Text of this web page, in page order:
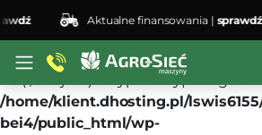
Deprecated: preg_replace():
#3 ($subject) of type array|string is
/home/klient.dhosting.pl/
bei4/public_html/wp-
Aktualne finansowania |sprawdź